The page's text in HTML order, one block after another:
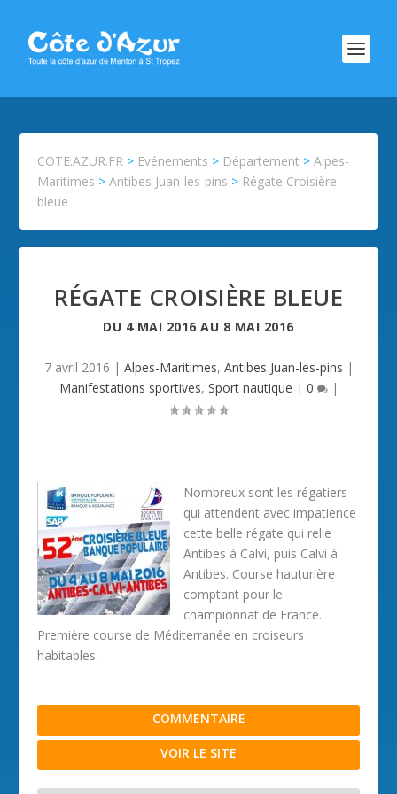
COTE.AZUR.FR > Evénements > Département >Alpes-
Maritimes >Antibes Juan-les-pins > Régate Croisière
bleue
RÉGATE CROISIÈRE BLEUE
DU 4 MAI 2016 AU 8 MAI 2016
7 avril 2016 | Alpes-Maritimes, Antibes Juan-les-pins |
Manifestations sportives, Sport nautique | 0 |
Nombreux sont les régatiers
qui attendent avec impatience
cette belle régate qui relie
Antibes à Calvi, puis Calvi à
Antibes. Course hauturière
comptant pour le
championnat de France.
Première course de Méditerranée en croiseurs
habitables.
COMMENTAIRE
VOIR LE SITE